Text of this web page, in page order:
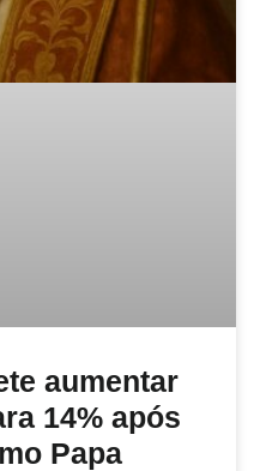
aumentar
14% após
Papa